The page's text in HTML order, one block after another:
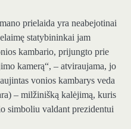
prielaida yra neabejotinai
statybininkai jam
kambario, prijungto prie
kamerą“, – atviraujama, jo
vonios kambarys veda
– milžinišką kalėjimą, kuris
simboliu valdant prezidentui